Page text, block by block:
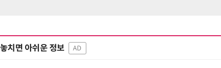
놓치면 아쉬운 정보 AD